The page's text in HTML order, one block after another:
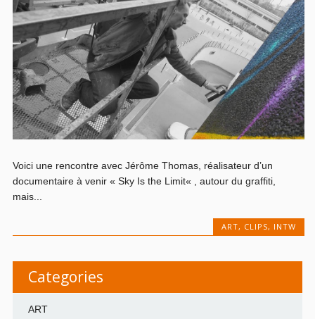
Voici une rencontre avec Jérôme Thomas, réalisateur d’un
documentaire à venir « Sky Is the Limit« , autour du graffiti,
mais...
ART, CLIPS, INTW
Categories
ART